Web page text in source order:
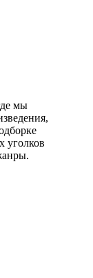
мы
уголков